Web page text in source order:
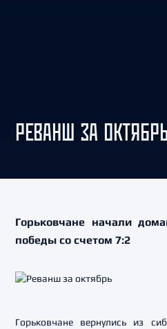
РЕВАНШ ЗА
Горьковчане начали
победы со счетом 7:2
Горьковчане вернулись из